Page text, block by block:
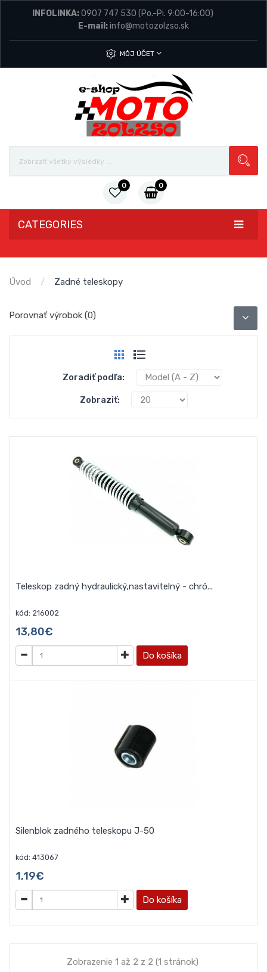
INFOLINKA:0907 747 530 (Po.-Pi. 9:00-16:00)
E-mail:info@motozolzso.sk
MÔJ ÚČET
0 0
CATEGORIES
Úvod Zadné teleskopy
Porovnať výrobok (0)
Zoradiť podľa:
Zobraziť:
Teleskop zadný hydraulický,nastavitelný - chró...
kód: 216002
13,80€
Do košíka
Silenblok zadného teleskopu J-50
kód: 413067
1,19€
Do košíka
Zobrazenie 1 až 2 z 2 (1 stránok)